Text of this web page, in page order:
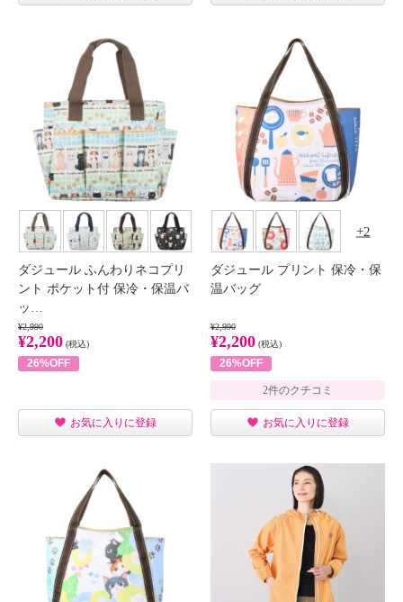
ダジュール ふんわりネコプリ
ント ポケット付 保冷・保温バ
ッ…
¥2,990
¥2,200 (税込)
26%OFF
お気に入りに登録
2
ダジュール プリント 保冷・保
温バッグ
¥2,990
¥2,200 (税込)
26%OFF
2件のクチコミ
お気に入りに登録